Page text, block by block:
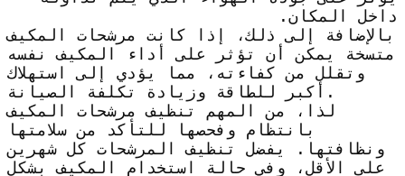
داخل المكان.
بالإضافة إلى ذلك، إذا كانت مرشحات المكيف
متسخة يمكن أن تؤثر على أداء المكيف نفسه
وتقلل من كفاءته، مما يؤدي إلى استهلاك
أكبر للطاقة وزيادة تكلفة الصيانة.
لذا، من المهم تنظيف مرشحات المكيف
بانتظام وفحصها للتأكد من سلامتها
ونظافتها. يفضل تنظيف المرشحات كل شهرين
على الأقل، وفي حالة استخدام المكيف بشكل